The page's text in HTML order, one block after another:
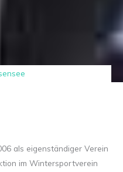
als eigenständiger Verein
im Wintersportverein